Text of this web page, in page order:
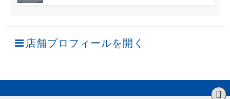
店舗プロフィールを開く